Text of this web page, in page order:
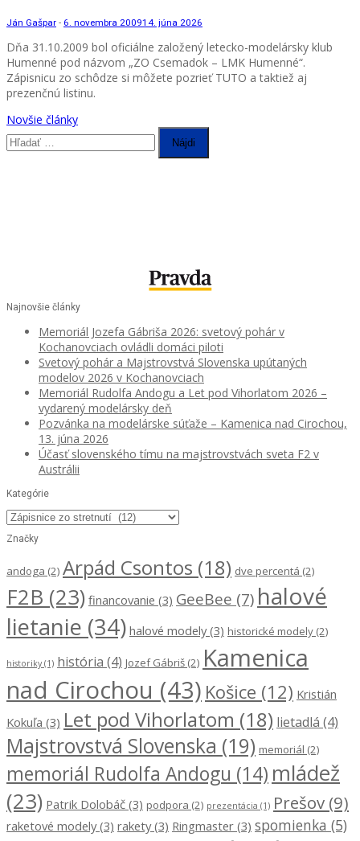
Ján Gašpar - 6. novembra 200914. júna 2026
Dňa 31.10.2009 bol oficiálne založený letecko-modelársky klub
Humenné pod názvom „ZO Csemadok – LMK Humenné“.
Zápisnicu zo schôdze si môžete pozrieť TUTO a taktiež aj
prezenčnú listinu.
Navigácia
v
Novšie články
Hľadať:
Najnovšie články
Memoriál Jozefa Gábriša 2026: svetový pohár v
Kochanovciach ovládli domáci piloti
Svetový pohár a Majstrovstvá Slovenska upútaných
modelov 2026 v Kochanovciach
Memoriál Rudolfa Andogu a Let pod Vihorlatom 2026 –
vydarený modelársky deň
Pozvánka na modelárske súťaže – Kamenica nad Cirochou,
13. júna 2026
Účasť slovenského tímu na majstrovstvách sveta F2 v
Austrálii
Kategórie
Kategórie
Značky
andoga (2) Arpád Csontos (18) dve percentá (2)
F2B (23) financovanie (3) GeeBee (7) halové
lietanie (34) halové modely(3) historické modely (2)
historiky(1) história (4) Jozef Gábriš (2) Kamenica
nad Cirochou (43) Košice (12) Kristián
Kokuľa (3) Let pod Vihorlatom (18) lietadlá (4)
Majstrovstvá Slovenska (19) memoriál (2)
memoriál Rudolfa Andogu (14) mládež
(23) Patrik Dolobáč (3) podpora (2) prezentácia (1) Prešov (9)
raketové modely(3) rakety(3) Ringmaster (3) spomienka (5)